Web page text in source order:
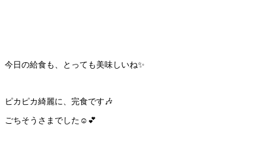
今日の給食も、とっても美味しいね✨
ピカピカ綺麗に、完食です🎶
ごちそうさまでした☺️💕